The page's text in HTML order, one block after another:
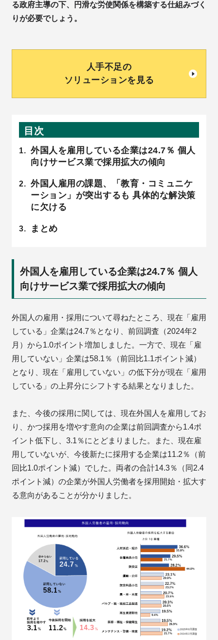
る政府主導の下、円滑な労使関係を構築する仕組みづく
りが必要でしょう。
人手不足の
ソリューションを見る
目次
外国人を雇用している企業は24.7％ 個人
向けサービス業で採用拡大の傾向
外国人雇用の課題、「教育・コミュニケ
ーション」が突出するも 具体的な解決策
に欠ける
まとめ
外国人を雇用している企業は24.7％ 個人
向けサービス業で採用拡大の傾向
外国人の雇用・採用について尋ねたところ、現在「雇用
している」企業は24.7％となり、前回調査（2024年2
月）から1.0ポイント増加しました。一方で、現在「雇
用していない」企業は58.1％（前回比1.1ポイント減）
となり、現在「雇用していない」の低下分が現在「雇用
している」の上昇分にシフトする結果となりました。
また、今後の採用に関しては、現在外国人を雇用してお
り、かつ採用を増やす意向の企業は前回調査から1.4ポ
イント低下し、3.1％にとどまりました。また、現在雇
用していないが、今後新たに採用する企業は11.2％（前
回比1.0ポイント減）でした。両者の合計14.3％（同2.4
ポイント減）の企業が外国人労働者を採用開始・拡大す
る意向があることが分かりました。